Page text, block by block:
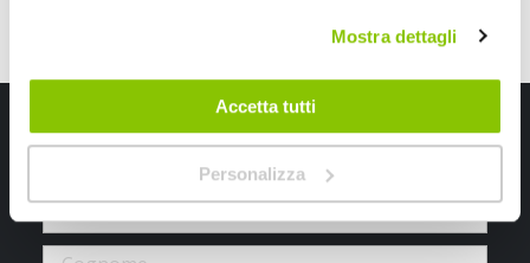
Mostra dettagli
Accetta tutti
Personalizza
Iscriviti alla newsletter Speedup
Ricevi subito uno sconto del 10% per il tuo primo acquisto online!